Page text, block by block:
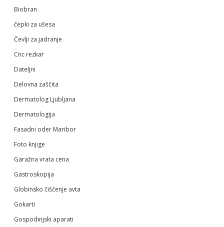
Biobran
čepki za ušesa
Čevlji za jadranje
Cnc rezkar
Dateljni
Delovna zaščita
Dermatolog Ljubljana
Dermatologija
Fasadni oder Maribor
Foto knjige
Garažna vrata cena
Gastroskopija
Globinsko čiščenje avta
Gokarti
Gospodinjski aparati